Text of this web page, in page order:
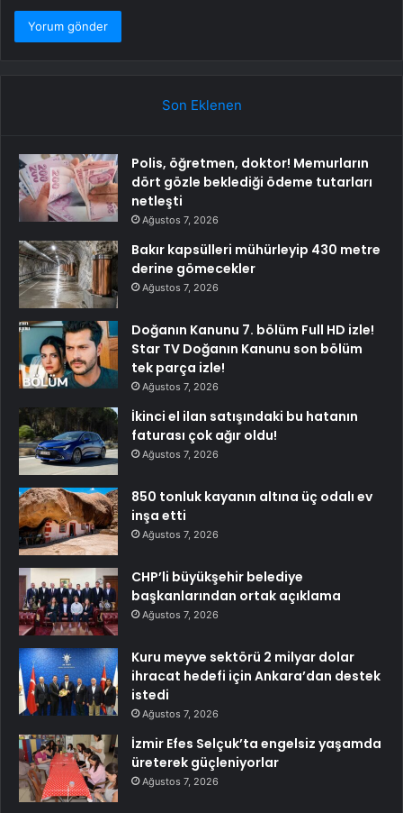
Son Eklenen
Polis, öğretmen, doktor! Memurların
dört gözle beklediği ödeme tutarları
netleşti
Ağustos 7, 2026
Bakır kapsülleri mühürleyip 430 metre
derine gömecekler
Ağustos 7, 2026
Doğanın Kanunu 7. bölüm Full HD izle!
Star TV Doğanın Kanunu son bölüm
tek parça izle!
Ağustos 7, 2026
İkinci el ilan satışındaki bu hatanın
faturası çok ağır oldu!
Ağustos 7, 2026
850 tonluk kayanın altına üç odalı ev
inşa etti
Ağustos 7, 2026
CHP’li büyükşehir belediye
başkanlarından ortak açıklama
Ağustos 7, 2026
Kuru meyve sektörü 2 milyar dolar
ihracat hedefi için Ankara’dan destek
istedi
Ağustos 7, 2026
İzmir Efes Selçuk’ta engelsiz yaşamda
üreterek güçleniyorlar
Ağustos 7, 2026